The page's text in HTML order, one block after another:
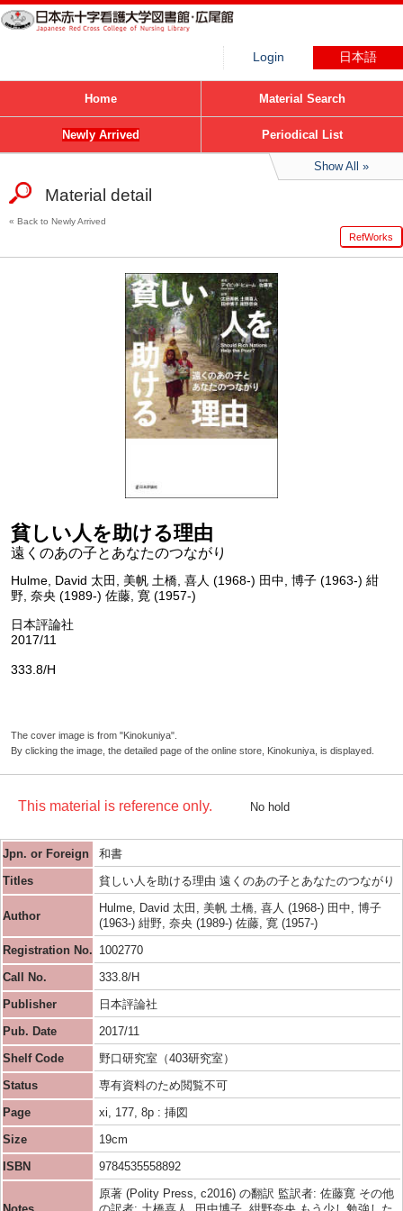
Login 日本語
Home Material Search
Newly Arrived Periodical List
Show All
Material detail
Back to Newly Arrived
RefWorks
貧しい人を助ける理由
遠くのあの子とあなたのつながり
Hulme, David 太田, 美帆 土橋, 喜人 (1968-) 田中, 博子 (1963-) 紺
野, 奈央 (1989-) 佐藤, 寛 (1957-)
日本評論社
2017/11
333.8/H
The cover image is from "Kinokuniya".
By clicking the image, the detailed page of the online store, Kinokuniya, is displayed.
This material is reference only. No hold
Jpn. or Foreign
和書
Titles
貧しい人を助ける理由 遠くのあの子とあなたのつながり
Author
Hulme, David 太田, 美帆 土橋, 喜人 (1968-) 田中, 博子
(1963-) 紺野, 奈央 (1989-) 佐藤, 寛 (1957-)
Registration No. 1002770
Call No.
333.8/H
Publisher
日本評論社
Pub. Date
2017/11
Shelf Code
野口研究室（403研究室）
Status
専有資料のため閲覧不可
Page
xi, 177, 8p : 挿図
Size
19cm
ISBN
9784535558892
原著 (Polity Press, c2016) の翻訳 監訳者: 佐藤寛 その他